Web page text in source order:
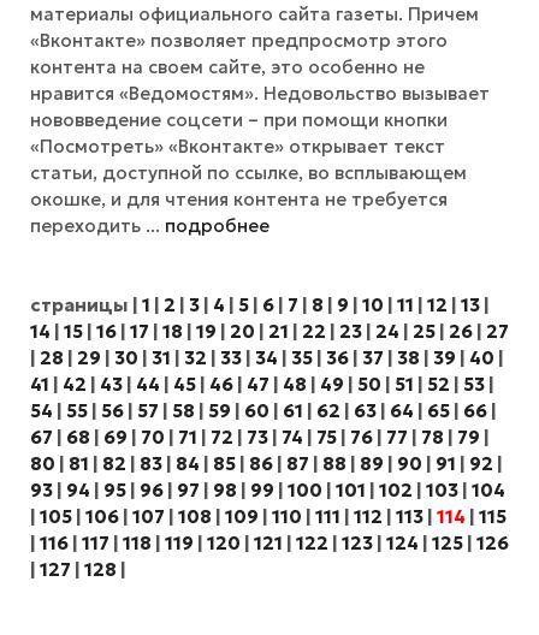
материалы официального сайта газеты. Причем
«Вконтакте» позволяет предпросмотр этого
контента на своем сайте, это особенно не
нравится «Ведомостям». Недовольство вызывает
нововведение соцсети – при помощи кнопки
«Посмотреть» «Вконтакте» открывает текст
статьи, доступной по ссылке, во всплывающем
окошке, и для чтения контента не требуется
переходить ... подробнее
страницы | 1 | 2 | 3 | 4 | 5 | 6 | 7 | 8 | 9 | 10 | 11 | 12 | 13 |
14 | 15 | 16 | 17 | 18 | 19 | 20 | 21 | 22 | 23 | 24 | 25 | 26 | 27
| 28 | 29 | 30 | 31 | 32 | 33 | 34 | 35 | 36 | 37 | 38 | 39 | 40 |
41 | 42 | 43 | 44 | 45 | 46 | 47 | 48 | 49 | 50 | 51 | 52 | 53 |
54 | 55 | 56 | 57 | 58 | 59 | 60 | 61 | 62 | 63 | 64 | 65 | 66 |
67 | 68 | 69 | 70 | 71 | 72 | 73 | 74 | 75 | 76 | 77 | 78 | 79 |
80 | 81 | 82 | 83 | 84 | 85 | 86 | 87 | 88 | 89 | 90 | 91 | 92 |
93 | 94 | 95 | 96 | 97 | 98 | 99 | 100 | 101 | 102 | 103 | 104
| 105 | 106 | 107 | 108 | 109 | 110 | 111 | 112 | 113 | 114 | 115
| 116 | 117 | 118 | 119 | 120 | 121 | 122 | 123 | 124 | 125 | 126
| 127 | 128 |